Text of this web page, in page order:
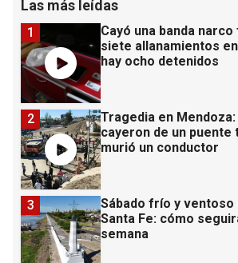
Las más leídas
Cayó una banda
siete allanamientos
hay ocho detenidos
1
Tragedia en
cayeron de un puente
murió un conductor
2
Sábado frío y ventoso
Santa Fe: cómo
semana
3